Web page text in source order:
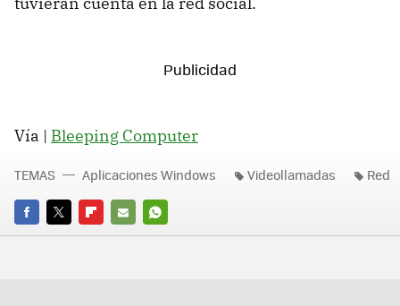
Vía | Bleeping Computer
FACEBOOK
TWITTERFLIPBOARD
E-
WHATSAPP
TEMAS Aplicaciones Windows Videollamadas Red